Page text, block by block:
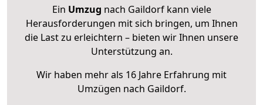
Ein Umzug nach Gaildorf kann viele
Herausforderungen mit sich bringen, um Ihnen
die Last zu erleichtern – bieten wir Ihnen unsere
Unterstützung an.
Wir haben mehr als 16 Jahre Erfahrung mit
Umzügen nach Gaildorf.